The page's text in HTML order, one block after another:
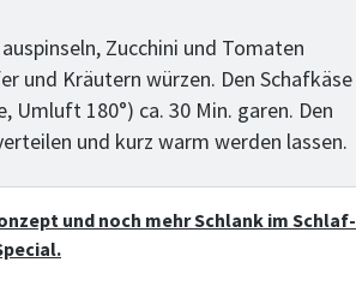
Zucchini und Tomaten
und Kräutern würzen. Den Schafkäse
180°) ca. 30 Min. garen. Den
und kurz warm werden lassen.
und noch mehr Schlank im Schlaf-